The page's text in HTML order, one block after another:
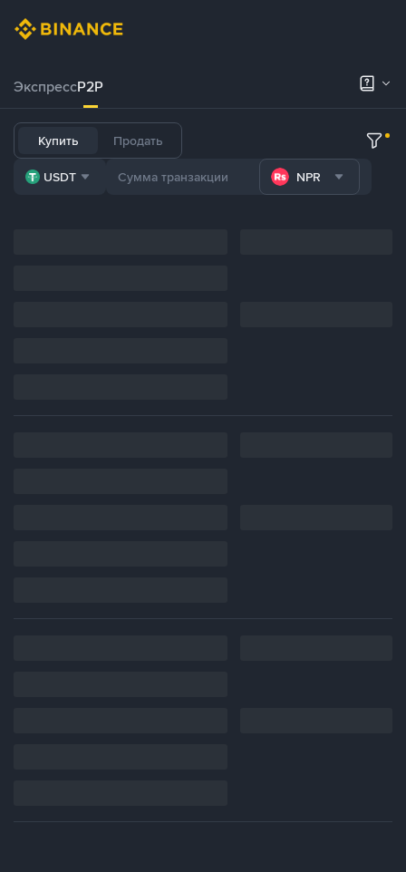
ЭкспрессP2P
Купить Продать
USDT NPR